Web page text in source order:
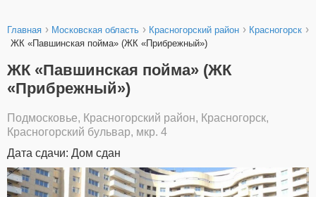
Главная › Московская область › Красногорский район › Красногорск ›
ЖК «Павшинская пойма» (ЖК «Прибрежный»)
ЖК «Павшинская пойма» (ЖК
«Прибрежный»)
Подмосковье, Красногорский район, Красногорск,
Красногорский бульвар, мкр. 4
Дата сдачи: Дом сдан